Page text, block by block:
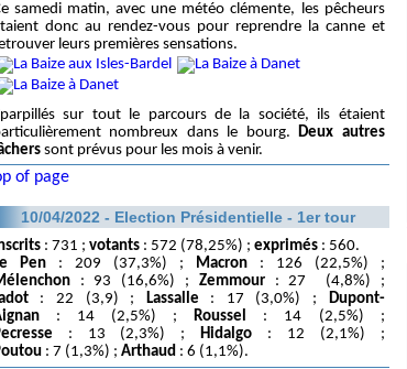
samedi matin, avec une météo clémente, les pêcheurs
donc au rendez-vous pour reprendre la canne et
leurs premières sensations.
sur tout le parcours de la société, ils étaient
nombreux dans le bourg.
Deux autres
sont prévus pour les mois à venir.
of page
10/04/2022 - Election Présidentielle - 1er tour
: 731 ; votants: 572 (78,25%) ; exprimés: 560.
Pen: 209 (37,3%) ; Macron: 126 (22,5%) ;
: 93 (16,6%) ; Zemmour: 27 (4,8%) ;
: 22 (3,9) ; Lassalle : 17 (3,0%) ; Dupont-
: 14 (2,5%) ;Roussel : 14 (2,5%) ;
: 13 (2,3%) ;Hidalgo : 12 (2,1%) ;
: 7 (1,3%) ; Arthaud: 6 (1,1%).